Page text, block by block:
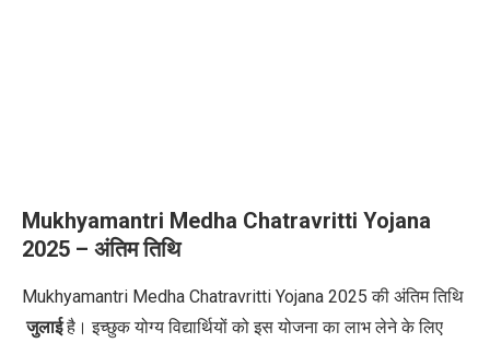
Mukhyamantri Medha Chatravritti Yojana
2025 – अंतिम तिथि
Mukhyamantri Medha Chatravritti Yojana 2025की अंतिम तिथि
जुलाईहै। इच्छुक योग्य विद्यार्थियों को इस योजना का लाभ लेने के लिए